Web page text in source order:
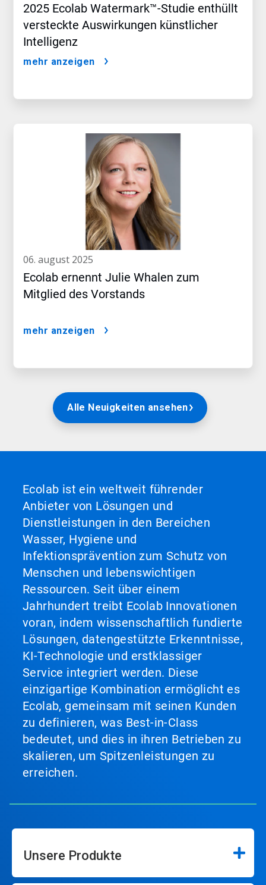
2025 Ecolab Watermark™-Studie enthüllt
versteckte Auswirkungen künstlicher
Intelligenz
mehr anzeigen
06. august 2025
Ecolab ernennt Julie Whalen zum
Mitglied des Vorstands
mehr anzeigen
Alle Neuigkeiten ansehen
Ecolab ist ein weltweit führender
Anbieter von Lösungen und
Dienstleistungen in den Bereichen
Wasser, Hygiene und
Infektionsprävention zum Schutz von
Menschen und lebenswichtigen
Ressourcen. Seit über einem
Jahrhundert treibt Ecolab Innovationen
voran, indem wissenschaftlich fundierte
Lösungen, datengestützte Erkenntnisse,
KI-Technologie und erstklassiger
Service integriert werden. Diese
einzigartige Kombination ermöglicht es
Ecolab, gemeinsam mit seinen Kunden
zu definieren, was Best-in-Class
bedeutet, und dies in ihren Betrieben zu
skalieren, um Spitzenleistungen zu
erreichen.
Unsere Produkte